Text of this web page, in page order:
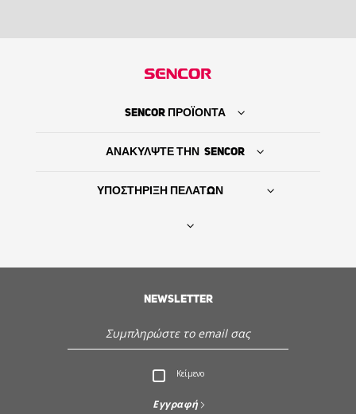
Εξυπηρέτηση - Υποστήριξη πελατών
SENCOR ΠΡΟΪΟΝΤΑ
ΑΝΑΚΥΛΨΤΕ ΤΗΝ SENCOR
ΥΠΟΣΤΗΡΙΞΗ ΠΕΛΑΤΩΝ
NEWSLETTER
Κείμενο
Εγγραφή